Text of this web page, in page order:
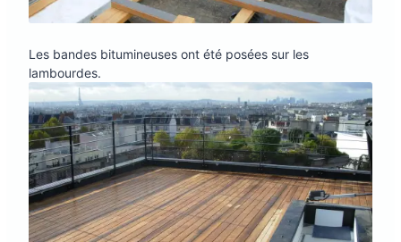
Les bandes bitumineuses ont été posées sur les
lambourdes.